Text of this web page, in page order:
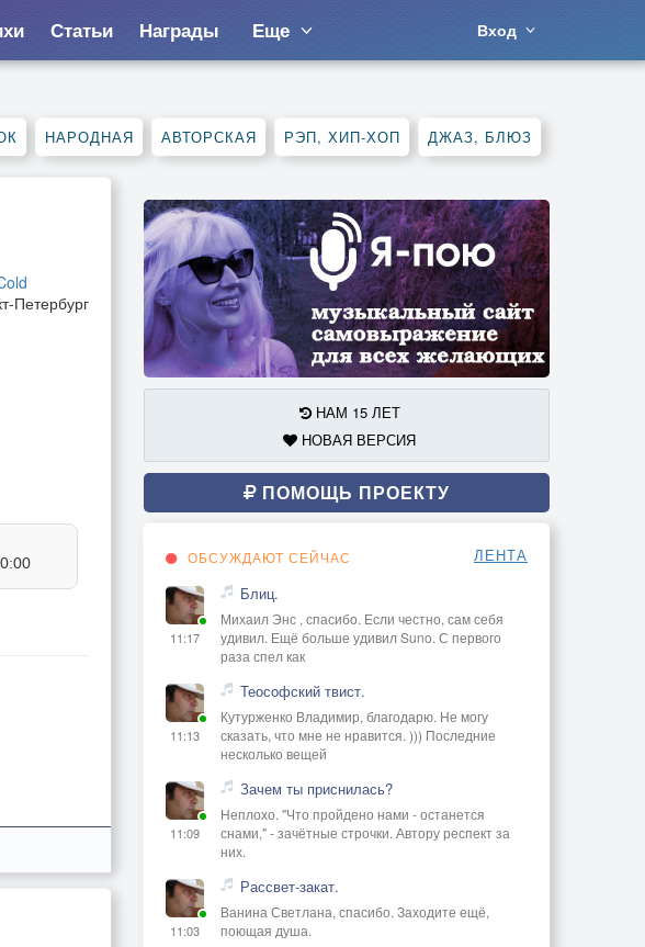
Статьи Награды Еще Вход
НАРОДНАЯ АВТОРСКАЯ РЭП, ХИП-ХОП ДЖАЗ, БЛЮЗ
Петербург
НАМ 15 ЛЕТ
НОВАЯ ВЕРСИЯ
ПОМОЩЬ ПРОЕКТУ
ОБСУЖДАЮТ СЕЙЧАС ЛЕНТА
11:17
Блиц.
Михаил Энс , спасибо. Если честно, сам себя
удивил. Ещё больше удивил Suno. С первого
раза спел как
11:13
Теософский твист.
Кутурженко Владимир, благодарю. Не могу
сказать, что мне не нравится. ))) Последние
несколько вещей
11:09
Зачем ты приснилась?
Неплохо. "Что пройдено нами - останется
снами," - зачётные строчки. Автору респект за
них.
11:03
Рассвет-закат.
Ванина Светлана, спасибо. Заходите ещё,
поющая душа.